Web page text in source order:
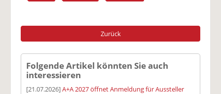
Zurück
Folgende Artikel könnten Sie auch
interessieren
[21.07.2026]A+A 2027 öffnet Anmeldung für Aussteller